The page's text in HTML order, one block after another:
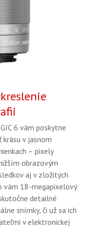
6 vám poskytne
v jasnom
– pixely
obrazovým
aj v zložitých
vám 18-megapixelový
detailné
snímky, či už sa ich
v elektronickej